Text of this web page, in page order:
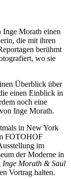
Inge Morath einen
die mit ihren
berühmt
wo sie
Überblick über
einen Einblick in
noch eine
Inge Morath.
in New York
FOTOHOF
im
der Moderne in
Inge Morath & Saul
Vortrag halten.